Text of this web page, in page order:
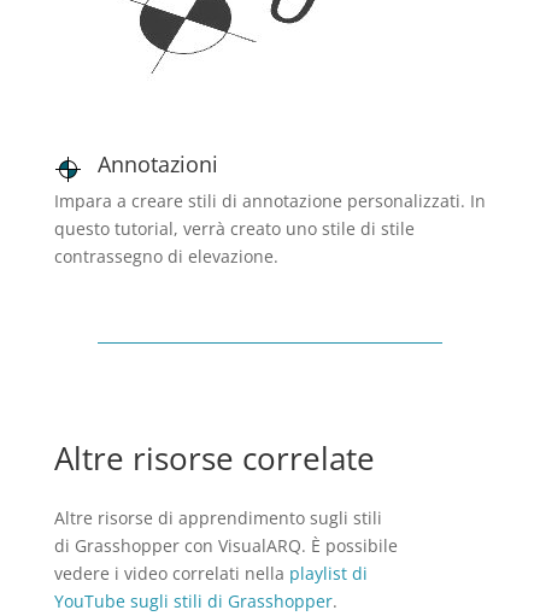
Annotazioni
Impara a creare stili di annotazione personalizzati. In
questo tutorial, verrà creato uno stile di stile
contrassegno di elevazione.
Altre risorse correlate
Altre risorse di apprendimento sugli stili
di Grasshopper con VisualARQ. È possibile
vedere i video correlati nella playlist di
YouTube sugli stili di Grasshopper.